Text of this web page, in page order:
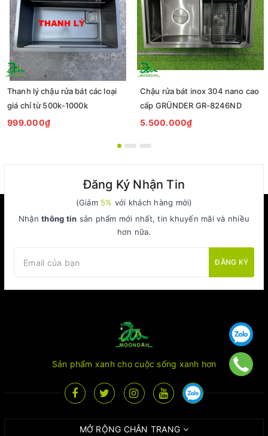
Thanh lý chậu rửa bát các loại
giá chỉ từ 500k-1000k
999.000₫
Chậu rửa bát inox 304 nano cao
cấp GRÜNDER GR-8246ND
5.500.000₫
Đăng Ký Nhận Tin
(Giảm 5% với khách hàng mới)
Nhậnthông tin sản phẩm mới nhất, tin khuyến mãi và nhiều
hơn nữa.
ĐĂNG KÝ
Sản phẩm xanh cho cuộc sống xanh hơn
MỞ RỘNG CHÂN TRANG